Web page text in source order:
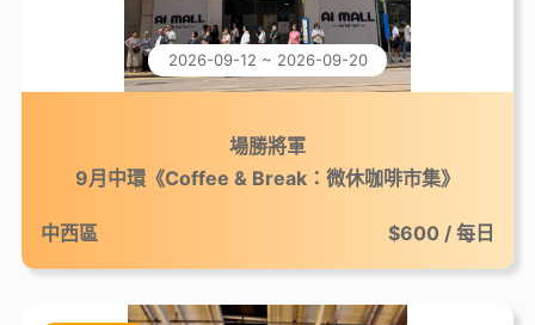
2026-09-12 ~ 2026-09-20
場勝將軍
9月中環《Coffee & Break：微休咖啡市集》
中西區 $600 / 每日